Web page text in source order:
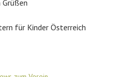
für Kinder Österreich